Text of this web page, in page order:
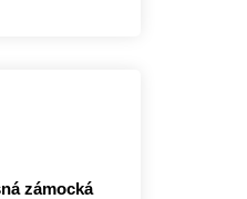
zámocká